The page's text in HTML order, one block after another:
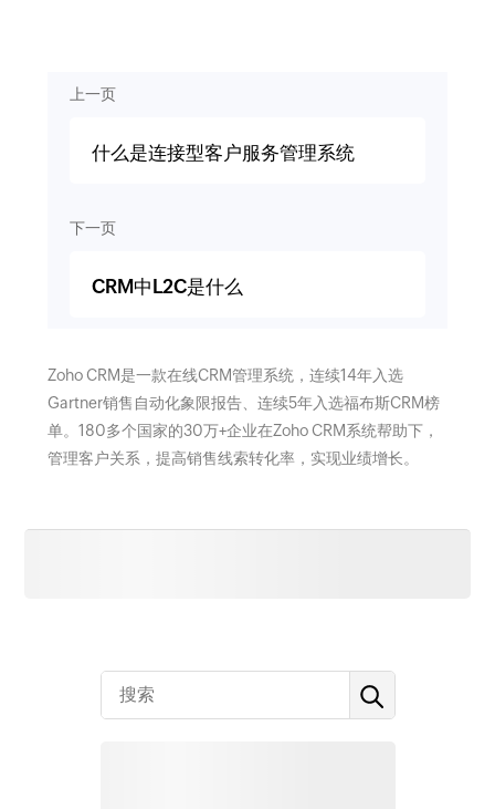
上一页
什么是连接型客户服务管理系统
下一页
CRM中L2C是什么
Zoho CRM是一款在线CRM管理系统，连续14年入选
Gartner销售自动化象限报告、连续5年入选福布斯CRM榜
单。180多个国家的30万+企业在Zoho CRM系统帮助下，
管理客户关系，提高销售线索转化率，实现业绩增长。